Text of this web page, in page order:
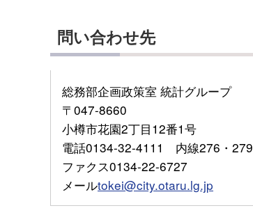
問い合わせ先
総務部企画政策室 統計グループ
〒047-8660
小樽市花園2丁目12番1号
電話0134-32-4111 内線276・279
ファクス0134-22-6727
メールtokei@city.otaru.lg.jp